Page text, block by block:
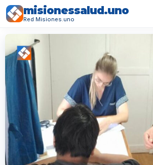
misionessalud.uno
Red Misiones.uno